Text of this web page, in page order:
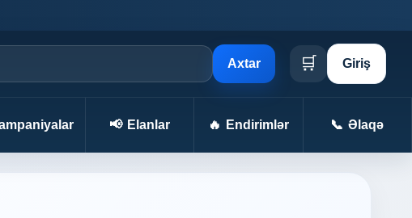
Axtar 🛒 Giriş
📢 Elanlar 🔥 Endirimlər 📞 Əlaqə